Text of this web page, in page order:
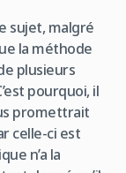
sujet, malgré
la méthode
plusieurs
pourquoi, il
promettrait
celle-ci est
n’a la